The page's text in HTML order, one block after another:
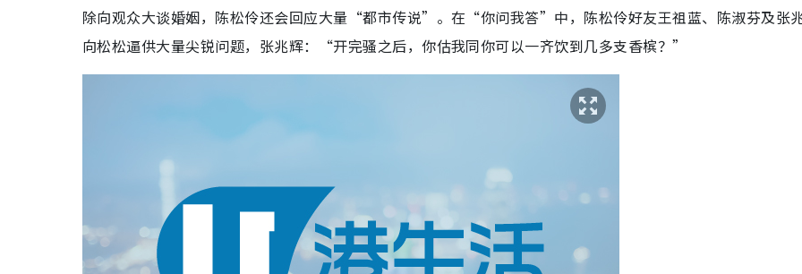
除向观众大谈婚姻，陈松伶还会回应大量“都市传说”。在“你问我答”中，陈松伶好友王祖蓝、陈淑芬及张
向松松逼供大量尖锐问题，张兆辉：“开完骚之后，你估我同你可以一齐饮到几多支香槟？”